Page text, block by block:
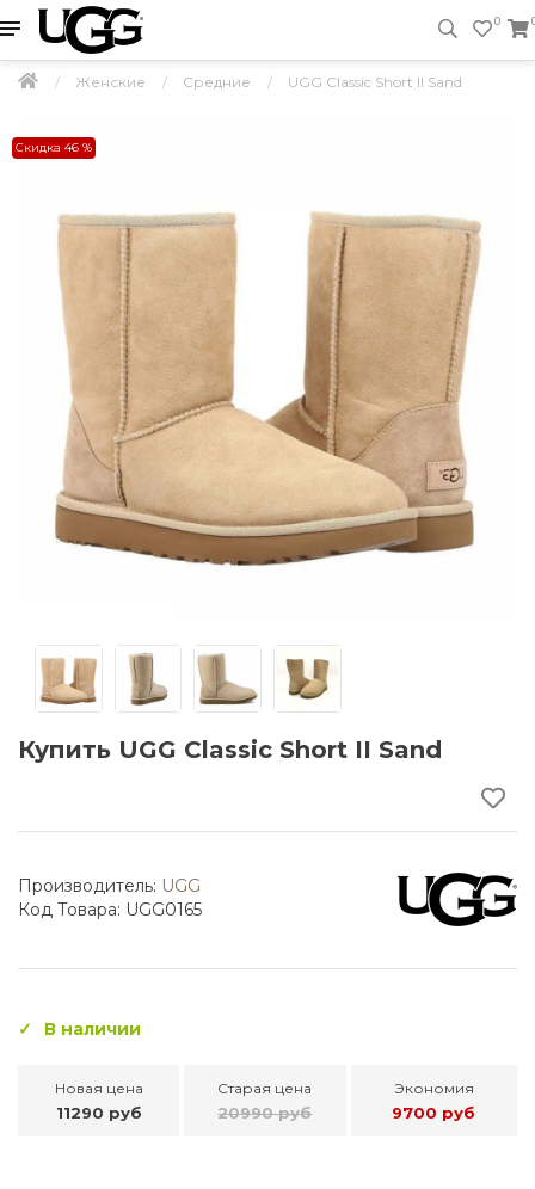
0
Женские Средние UGG Classic Short II Sand
Скидка 46 %
Купить UGG Classic Short II Sand
Производитель: UGG
Код Товара: UGG0165
В наличии
Новая цена
11290 руб
Старая цена
20990 руб
Экономия
9700 руб